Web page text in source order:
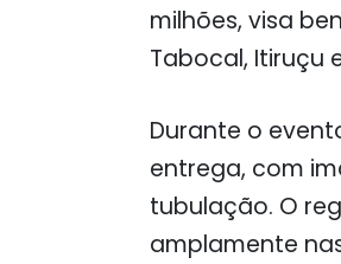
milhões, visa
Tabocal, Itiruçu
Durante o
entrega, com
tubulação. O
amplamente